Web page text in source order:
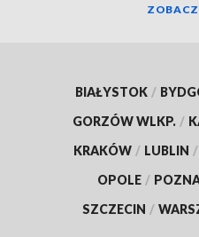
ZOBACZ
BIAŁYSTOK /
GORZÓW WLKP. /
KRAKÓW / LUBLIN /
OPOLE /
SZCZECIN /